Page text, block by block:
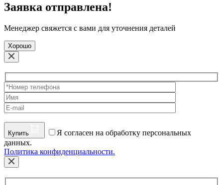
Заявка отправлена!
Менеджер свяжется с вами для уточнения деталей
Хорошо
Купить
Я согласен на обработку персональных
данных.
Политика конфиденциальности.